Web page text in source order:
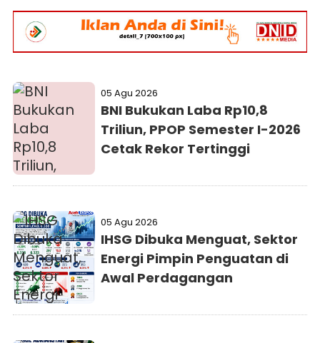
05 Agu 2026
BNI Bukukan Laba Rp10,8
Triliun, PPOP Semester I-2026
Cetak Rekor Tertinggi
05 Agu 2026
IHSG Dibuka Menguat, Sektor
Energi Pimpin Penguatan di
Awal Perdagangan